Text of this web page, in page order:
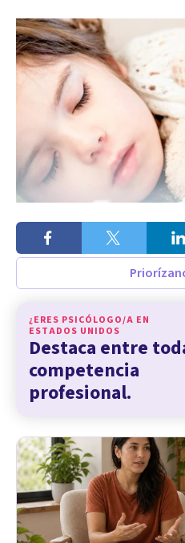
¿ERES PSICÓLOGO/A EN
ESTADOS UNIDOS
Destaca entre
competencia
profesional.